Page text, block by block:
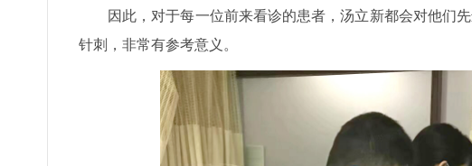
因此，对于每一位前来看诊的患者，汤立新都会对他们
针刺，非常有参考意义。